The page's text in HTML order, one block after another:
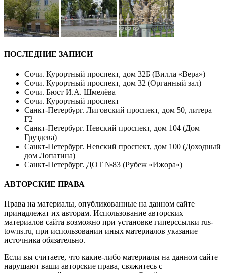
ПОСЛЕДНИЕ ЗАПИСИ
Сочи. Курортный проспект, дом 32Б (Вилла «Вера»)
Сочи. Курортный проспект, дом 32 (Органный зал)
Сочи. Бюст И.А. Шмелёва
Сочи. Курортный проспект
Санкт-Петербург. Лиговский проспект, дом 50, литера
Г2
Санкт-Петербург. Невский проспект, дом 104 (Дом
Груздева)
Санкт-Петербург. Невский проспект, дом 100 (Доходный
дом Лопатина)
Санкт-Петербург. ДОТ №83 (Рубеж «Ижора»)
АВТОРСКИЕ ПРАВА
Права на материалы, опубликованные на данном сайте
принадлежат их авторам. Использование авторских
материалов сайта возможно при установке гиперссылки rus-
towns.ru, при использовании иных материалов указание
источника обязательно.
Если вы считаете, что какие-либо материалы на данном сайте
нарушают ваши авторские права, свяжитесь с